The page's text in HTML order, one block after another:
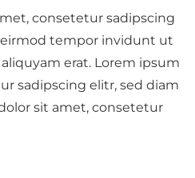
consetetur sadipscing
tempor invidunt ut
erat. Lorem ipsum
sadipscing elitr, sed diam
sit amet, consetetur